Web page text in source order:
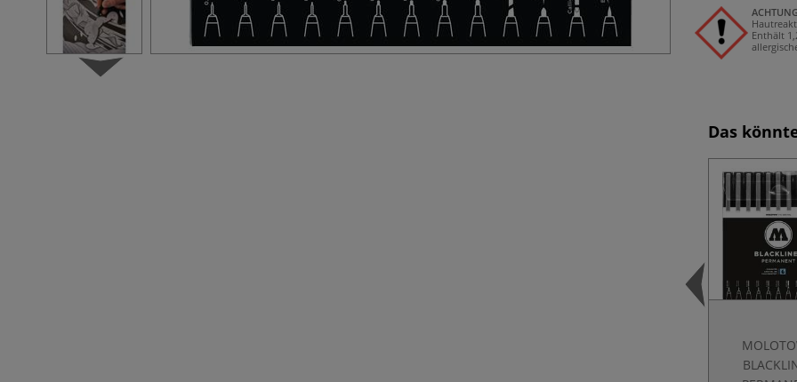
ACHTUNG
Enthält
Das